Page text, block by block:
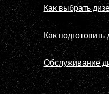
Как выбрать
Как
Обслуживание